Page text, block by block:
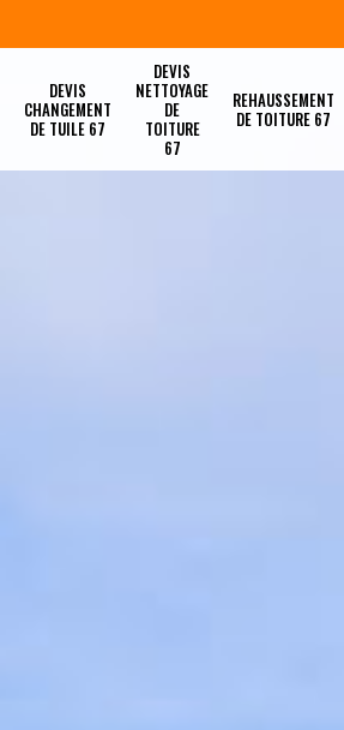
DEVIS
CHANGEMENT
DE TUILE 67
DEVIS
NETTOYAGE
DE
TOITURE
67
REHAUSSEMENT
DE TOITURE 67